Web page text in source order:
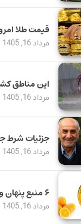
قیمت طلا امروز جمعه
مرداد 16, 1405
این مناطق
مرداد 16, 1405
جزئیات شرط
مرداد 16, 1405
۶ منبع پنهان ویتامین C
مرداد 16, 1405